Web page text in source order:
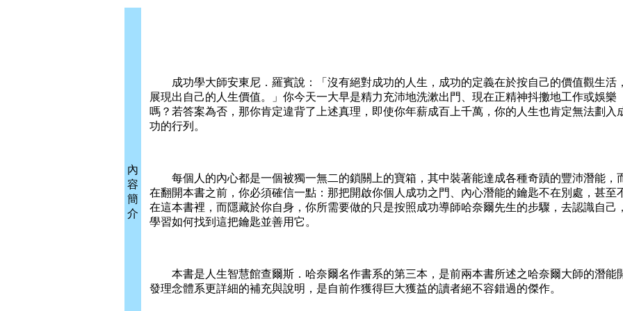
內
容
簡
介
成功學大師安東尼．羅賓說：「沒有絕對成功的人生，成功的定義在於按自己的價值觀生活，
展現出自己的人生價值。」你今天一大早是精力充沛地洗漱出門、現在正精神抖擻地工作或娛樂
嗎？若答案為否，那你肯定違背了上述真理，即使你年薪成百上千萬，你的人生也肯定無法劃入
功的行列。
每個人的內心都是一個被獨一無二的鎖關上的寶箱，其中裝著能達成各種奇蹟的豐沛潛能，
在翻開本書之前，你必須確信一點：那把開啟你個人成功之門、內心潛能的鑰匙不在別處，甚至
在這本書裡，而隱藏於你自身，你所需要做的只是按照成功導師哈奈爾先生的步驟，去認識自己，
學習如何找到這把鑰匙並善用它。
本書是人生智慧館查爾斯．哈奈爾名作書系的第三本，是前兩本書所述之哈奈爾大師的潛能
發理念體系更詳細的補充與說明，是自前作獲得巨大獲益的讀者絕不容錯過的傑作。